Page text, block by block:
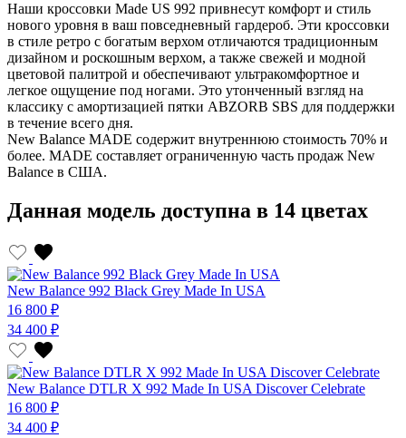
Наши кроссовки Made US 992 привнесут комфорт и стиль
нового уровня в ваш повседневный гардероб. Эти кроссовки
в стиле ретро с богатым верхом отличаются традиционным
дизайном и роскошным верхом, а также свежей и модной
цветовой палитрой и обеспечивают ультракомфортное и
легкое ощущение под ногами. Это утонченный взгляд на
классику с амортизацией пятки ABZORB SBS для поддержки
в течение всего дня.
New Balance MADE содержит внутреннюю стоимость 70% и
более. MADE составляет ограниченную часть продаж New
Balance в США.
Данная модель доступна в 14 цветах
New Balance 992 Black Grey Made In USA
16 800 ₽
34 400 ₽
New Balance DTLR X 992 Made In USA Discover Celebrate
16 800 ₽
34 400 ₽